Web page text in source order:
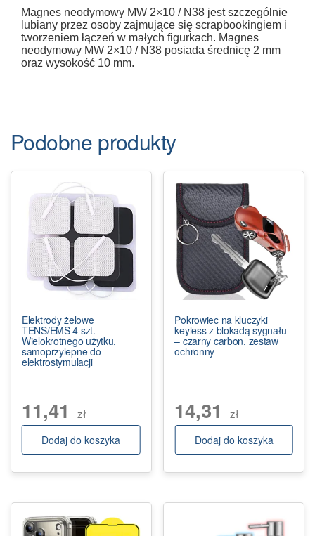
Scrapbookingu
Magnes neodymowy MW 2×10 / N38 jest szczególnie
lubiany przez osoby zajmujące się scrapbookingiem i
tworzeniem łączeń w małych figurkach. Magnes
neodymowy MW 2×10 / N38 posiada średnicę 2 mm
oraz wysokość 10 mm.
Podobne produkty
Elektrody żelowe
TENS/EMS 4 szt. –
Wielokrotnego użytku,
samoprzylepne do
elektrostymulacji
11,41 zł
Dodaj do koszyka
Pokrowiec na kluczyki
keyless z blokadą sygnału
– czarny carbon, zestaw
ochronny
14,31 zł
Dodaj do koszyka